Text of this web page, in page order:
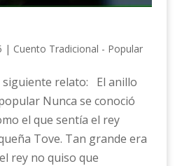
| Cuento Tradicional - Popular
siguiente relato: El anillo
Nunca se conoció
el que sentía el rey
Tove. Tan grande era
rey no quiso que